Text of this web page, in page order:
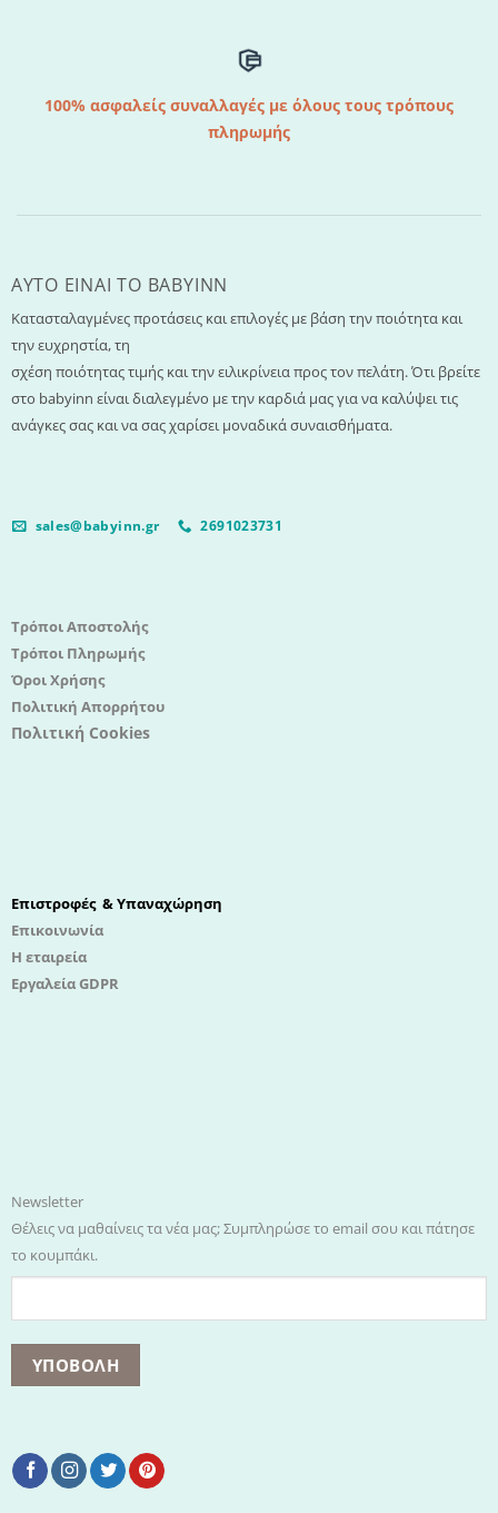
100% ασφαλείς συναλλαγές με όλους τους τρόπους
πληρωμής
AYTO EINAI TO ΒΑΒΥΙΝΝ
Κατασταλαγμένες προτάσεις και επιλογές με βάση την ποιότητα και
την ευχρηστία, τη
σχέση ποιότητας τιμής και την ειλικρίνεια προς τον πελάτη. Ότι βρείτε
στο babyinn είναι διαλεγμένο με την καρδιά μας για να καλύψει τις
ανάγκες σας και να σας χαρίσει μοναδικά συναισθήματα.
sales@babyinn.gr 2691023731
Τρόποι Αποστολής
Τρόποι Πληρωμής
Όροι Χρήσης
Πολιτική Απορρήτου
Πολιτική Cookies
Επιστροφές & Υπαναχώρηση
Επικοινωνία
Η εταιρεία
Εργαλεία GDPR
Newsletter
Θέλεις να μαθαίνεις τα νέα μας; Συμπληρώσε το email σου και πάτησε
το κουμπάκι.